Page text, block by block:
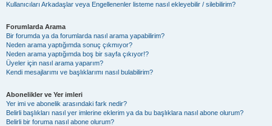
Kullanıcıları Arkadaşlar veya Engellenenler listeme nasıl ekleyebilir / silebilirim?
Forumlarda Arama
Bir forumda ya da forumlarda nasıl arama yapabilirim?
Neden arama yaptığımda sonuç çıkmıyor?
Neden arama yaptığımda boş bir sayfa çıkıyor!?
Üyeler için nasıl arama yaparım?
Kendi mesajlarımı ve başlıklarımı nasıl bulabilirim?
Abonelikler ve Yer imleri
Yer imi ve abonelik arasındaki fark nedir?
Belirli başlıkları nasıl yer imlerine eklerim ya da bu başlıklara nasıl abone olurum?
Belirli bir foruma nasıl abone olurum?